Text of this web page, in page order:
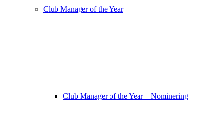
Club Manager of the Year
Club Manager of the Year – Nominering